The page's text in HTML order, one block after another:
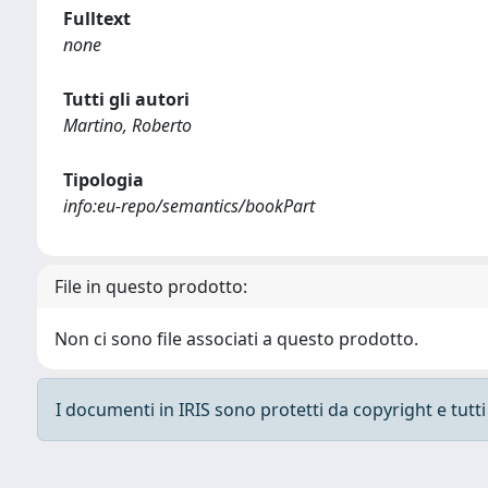
Fulltext
none
Tutti gli autori
Martino, Roberto
Tipologia
info:eu-repo/semantics/bookPart
File in questo prodotto:
Non ci sono file associati a questo prodotto.
I documenti in IRIS sono protetti da copyright e